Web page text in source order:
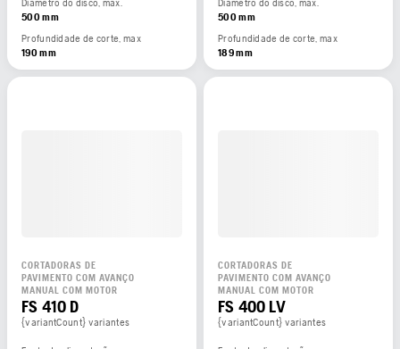
Diâmetro do disco, máx.
500 mm
Profundidade de corte, max
190 mm
Diâmetro do disco, máx.
500 mm
Profundidade de corte, max
189 mm
CORTADORAS DE
PAVIMENTO COM AVANÇO
MANUAL COM MOTOR
FS 410 D
{variantCount} variantes
CORTADORAS DE
PAVIMENTO COM AVANÇO
MANUAL COM MOTOR
FS 400 LV
{variantCount} variantes